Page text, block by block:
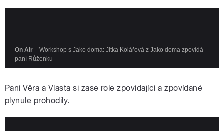
Paní Věra a Vlasta si zase role zpovídající a zpovídané
plynule prohodily.